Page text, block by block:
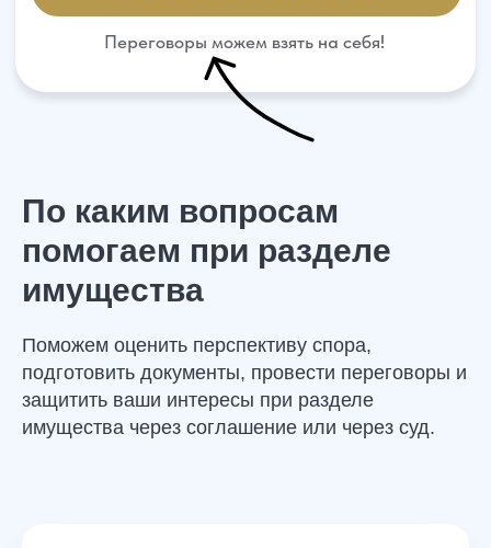
По каким вопросам
помогаем при разделе
имущества
Поможем оценить перспективу спора,
подготовить документы, провести переговоры и
защитить ваши интересы при разделе
имущества через соглашение или через суд.